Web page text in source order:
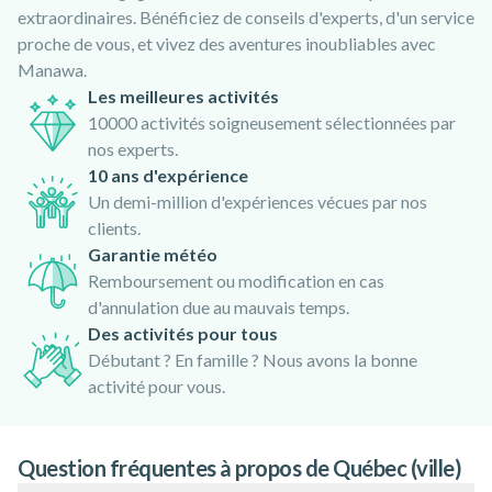
extraordinaires. Bénéficiez de conseils d'experts, d'un service
proche de vous, et vivez des aventures inoubliables avec
Manawa.
Les meilleures activités
10000 activités soigneusement sélectionnées par
nos experts.
10 ans d'expérience
Un demi-million d'expériences vécues par nos
clients.
Garantie météo
Remboursement ou modification en cas
d'annulation due au mauvais temps.
Des activités pour tous
Débutant ? En famille ? Nous avons la bonne
activité pour vous.
Question fréquentes à propos de Québec (ville)